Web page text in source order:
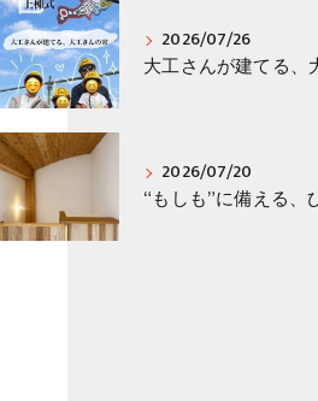
2026/07/26
2026/07/20